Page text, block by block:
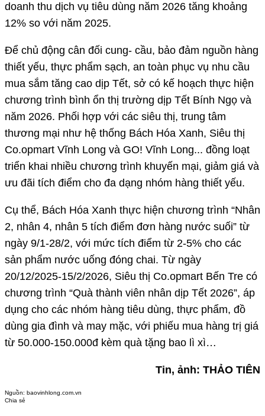
doanh thu dịch vụ tiêu dùng năm 2026 tăng khoảng
12% so với năm 2025.
Để chủ động cân đối cung- cầu, bảo đảm nguồn hàng
thiết yếu, thực phẩm sạch, an toàn phục vụ nhu cầu
mua sắm tăng cao dịp Tết, sở có kế hoạch thực hiện
chương trình bình ổn thị trường dịp Tết Bính Ngọ và
năm 2026. Phối hợp với các siêu thị, trung tâm
thương mại như hệ thống Bách Hóa Xanh, Siêu thị
Co.opmart Vĩnh Long và GO! Vĩnh Long... đồng loạt
triển khai nhiều chương trình khuyến mại, giảm giá và
ưu đãi tích điểm cho đa dạng nhóm hàng thiết yếu.
Cụ thể, Bách Hóa Xanh thực hiện chương trình “Nhân
2, nhân 4, nhân 5 tích điểm đơn hàng nước suối” từ
ngày 9/1-28/2, với mức tích điểm từ 2-5% cho các
sản phẩm nước uống đóng chai. Từ ngày
20/12/2025-15/2/2026, Siêu thị Co.opmart Bến Tre có
chương trình “Quà thành viên nhân dịp Tết 2026”, áp
dụng cho các nhóm hàng tiêu dùng, thực phẩm, đồ
dùng gia đình và may mặc, với phiếu mua hàng trị giá
từ 50.000-150.000đ kèm quà tặng bao lì xì…
Tin, ảnh: THẢO TIÊN
Nguồn: baovinhlong.com.vn
Chia sẻ